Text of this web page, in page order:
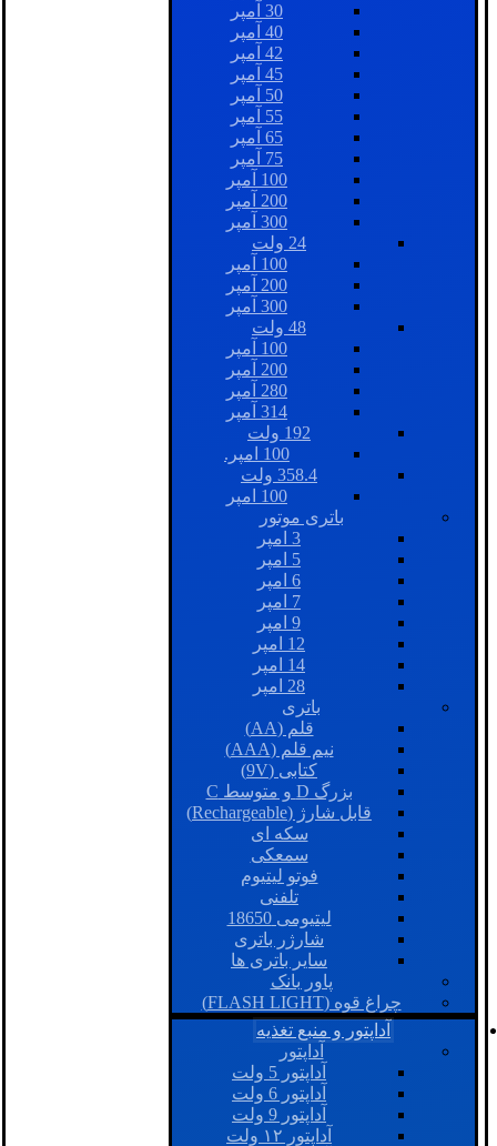
30 آمپر
40 آمپر
42 آمپر
45 آمپر
50 آمپر
55 آمپر
65 آمپر
75 آمپر
100 آمپر
200 آمپر
300 آمپر
24 ولت
100 آمپر
200 آمپر
300 آمپر
48 ولت
100 آمپر
200 آمپر
280 آمپر
314 آمپر
192 ولت
100 امپر.
358.4 ولت
100 امپر
باتری موتور
3 امپر
5 امپر
6 امپر
7 امپر
9 امپر
12 امپر
14 امپر
28 امپر
باتری
قلم (AA)
نیم قلم (AAA)
کتابی (9V)
بزرگ D و متوسط C
قابل شارژ (Rechargeable)
سکه ای
سمعکی
فوتو لیتیوم
تلفنی
لیتیومی 18650
شارژر باتری
سایر باتری ها
پاور بانک
چراغ قوه (FLASH LIGHT)
آداپتور و منبع تغذیه
آداپتور
آداپتور 5 ولت
آداپتور 6 ولت
آداپتور 9 ولت
آداپتور ۱۲ ولت